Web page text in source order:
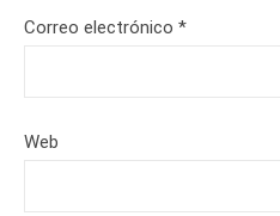
Correo electrónico *
Web